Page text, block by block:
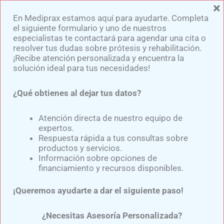
contenido
Beneficios de un pie
protésico dinámico para
una marcha natural
Samuel Medina/noviembre 22, 2024
componentes más avanzados en prótesis de pierna,
En Mediprax estamos aquí para ayudarte. Completa
el siguiente formulario y uno de nuestros
especialistas te contactará para agendar una cita o
resolver tus dudas sobre prótesis y rehabilitación.
¡Recibe atención personalizada y encuentra la
solución ideal para tus necesidades!
¿Qué obtienes al dejar tus datos?
Atención directa de nuestro equipo de
expertos.
Respuesta rápida a tus consultas sobre
productos y servicios.
Información sobre opciones de
financiamiento y recursos disponibles.
¡Queremos ayudarte a dar el siguiente paso!
¿Necesitas Asesoría Personalizada?
×